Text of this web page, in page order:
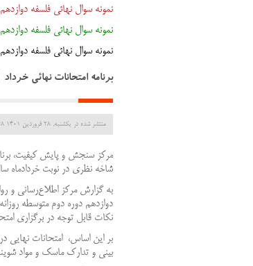
نمونه سوال نهائی فلسفه دوازدهم
نمونه سوال نهائی فلسفه دوازدهم
نمونه سوال نهائی فلسفه دوازدهم
برنامه امتحانات نهائی خرداد 1401
منتشر شده در یکشنبه, 28 فروردين 1401 11:48
مرکز سنجش و پایش کیفیت،
شاخه نظری در نوبت خردادماه سال تحصیلی ۱۴۰۰-
به گزارش مرکز اطلاع‌رسانی و
نکات قابل توجه در برگزاری
بر این اساس، امتحانات نهایی
بینی و تدارک ماسک و مواد